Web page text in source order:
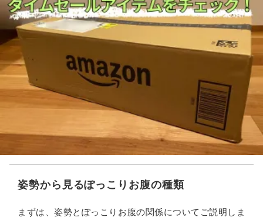
姿勢から見るぽっこりお腹の種類
まずは、姿勢とぽっこりお腹の関係についてご説明しま